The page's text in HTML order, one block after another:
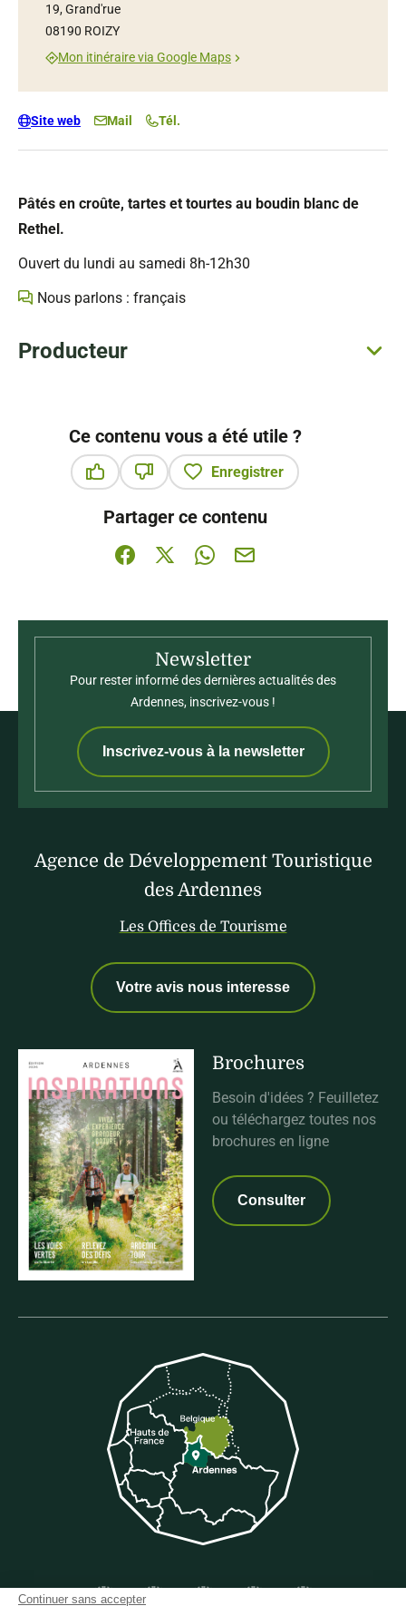
Pâtés en croûte, tartes et tourtes au boudin blanc de
Rethel.
Ouvert du lundi au samedi 8h-12h30
Nous parlons : français
Producteur
19, Grand'rue
08190 ROIZY
Mon itinéraire via Google Maps
Site web Mail Tél.
Ce contenu vous a été utile ?
Enregistrer
Partager ce contenu
Partager sur Facebook (nouvelle fenêtre)
Partager sur X / Twitter (nouvelle
Partager sur WhatsApp
Partager par mail
Newsletter
Pour rester informé des dernières actualités des
Ardennes, inscrivez-vous !
Inscrivez-vous à la newsletter
Agence de Développement Touristique
des Ardennes
Les Offices de Tourisme
Votre avis nous interesse
Brochures
Besoin d'idées ? Feuilletez
ou téléchargez toutes nos
brochures en ligne
Consulter
Suivez-nous sur Facebook
Continuer sans accepter